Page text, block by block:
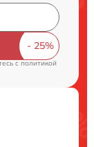
cполитикой